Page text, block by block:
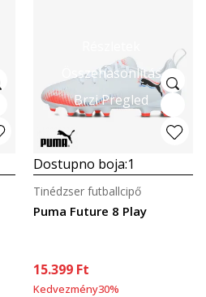
Összehasonlítás
Brzi Pregled
Dostupno boja:1
Puma Future 8 Play
Tinédzser futballcipő
15.399 Ft
Kedvezmény30%